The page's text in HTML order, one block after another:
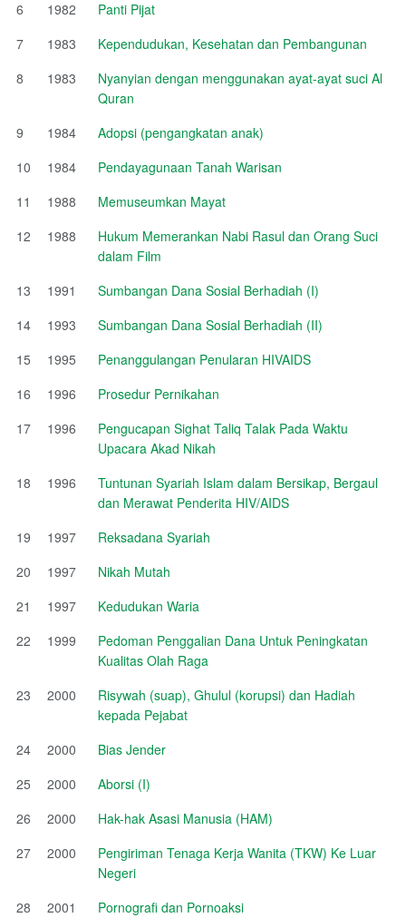
6
1982
Panti Pijat
7
1983
Kependudukan, Kesehatan dan Pembangunan
8
1983
Nyanyian dengan menggunakan ayat-ayat suci Al
Quran
9
1984
Adopsi (pengangkatan anak)
10
1984
Pendayagunaan Tanah Warisan
11
1988
Memuseumkan Mayat
12
1988
Hukum Memerankan Nabi Rasul dan Orang Suci
dalam Film
13
1991
Sumbangan Dana Sosial Berhadiah (I)
14
1993
Sumbangan Dana Sosial Berhadiah (II)
15
1995
Penanggulangan Penularan HIVAIDS
16
1996
Prosedur Pernikahan
17
1996
Pengucapan Sighat Taliq Talak Pada Waktu
Upacara Akad Nikah
18
1996
Tuntunan Syariah Islam dalam Bersikap, Bergaul
dan Merawat Penderita HIV/AIDS
19
1997
Reksadana Syariah
20
1997
Nikah Mutah
21
1997
Kedudukan Waria
22
1999
Pedoman Penggalian Dana Untuk Peningkatan
Kualitas Olah Raga
23
2000
Risywah (suap), Ghulul (korupsi) dan Hadiah
kepada Pejabat
24
2000
Bias Jender
25
2000
Aborsi (I)
26
2000
Hak-hak Asasi Manusia (HAM)
27
2000
Pengiriman Tenaga Kerja Wanita (TKW) Ke Luar
Negeri
28
2001
Pornografi dan Pornoaksi